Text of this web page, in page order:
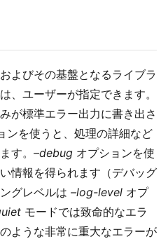
よびその基盤となるライブラ
、ユーザーが指定できます。
が標準エラー出力に書き出さ
ンを使うと、処理の詳細など
す。 –debug オプションを使
情報を得られます（デバッグ
グレベルは –log-level オプ
モードでは致命的なエラ
ような非常に重大なエラーが